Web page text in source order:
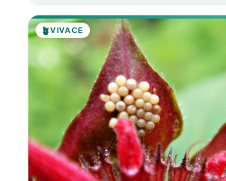
🪴VIVACE